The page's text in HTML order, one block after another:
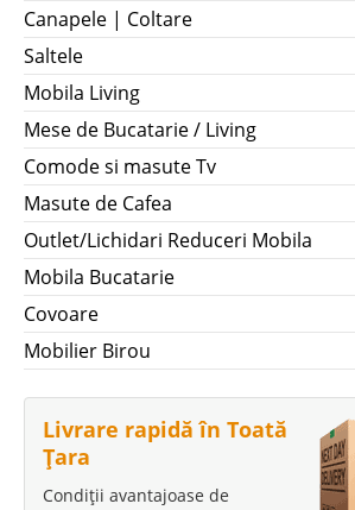
Canapele | Coltare
Saltele
Mobila Living
Mese de Bucatarie / Living
Comode si masute Tv
Masute de Cafea
Outlet/Lichidari Reduceri Mobila
Mobila Bucatarie
Covoare
Mobilier Birou
Livrare rapidă în Toată
Țara
Condiții avantajoase de